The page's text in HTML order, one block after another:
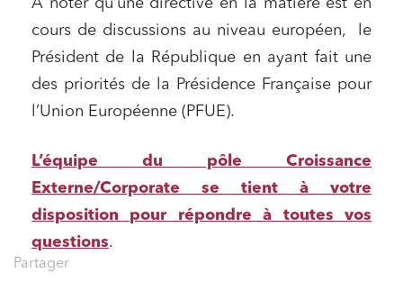
A noter qu’une directive en la matière est en
cours de discussions au niveau européen, le
Président de la République en ayant fait une
des priorités de la Présidence Française pour
l’Union Européenne (PFUE).
L’équipe du pôle Croissance
Externe/Corporate se tient à votre
disposition pour répondre à toutes vos
questions.
Partager
Relations commerciales et contrats
solidaire
Media et édition
Immobilier et habitat